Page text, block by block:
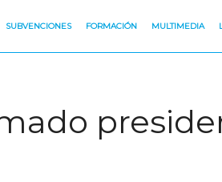
SUBVENCIONES FORMACIÓN MULTIMEDIA